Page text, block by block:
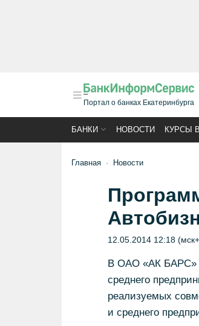
Портал о банках Екатеринбурга
БАНКИ НОВОСТИ КУРСЫ
Главная Новости
12.05.2014 12:18
В ОАО «АК БАРС»
среднего
реализуемых
и среднего